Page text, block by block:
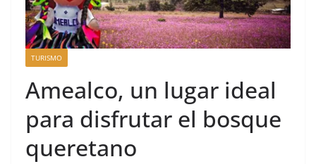
TURISMO
Amealco, un lugar ideal
para disfrutar el bosque
queretano